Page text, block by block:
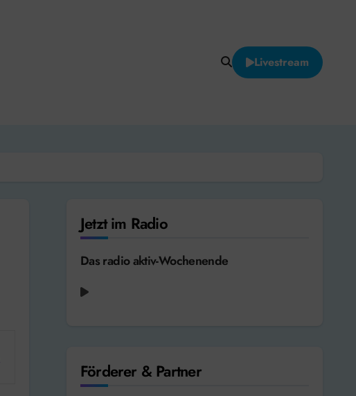
Livestream
Jetzt im Radio
Das radio aktiv-Wochenende
Förderer & Partner